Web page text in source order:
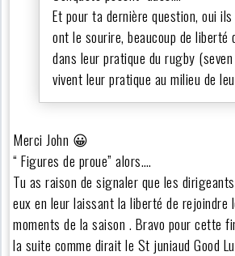
Et pour ta dernière question, oui
ont le sourire, beaucoup de liberté
dans leur pratique du rugby
vivent leur pratique au milieu de
Merci John 😀
“ Figures de proue” alors….
Tu as raison de signaler que les
eux en leur laissant la liberté de rejoindre
moments de la saison . Bravo pour cette
la suite comme dirait le St juniaud Good